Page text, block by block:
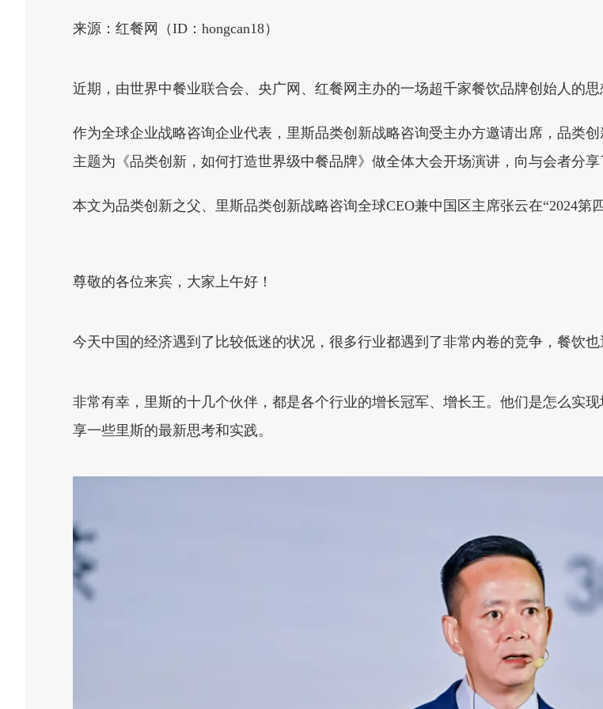
来源：红餐网（ID：hongcan18）
近期，由世界中餐业联合会、央广网、红餐网主办的一场超千家餐饮品牌创始人的
作为全球企业战略咨询企业代表，里斯品类创新战略咨询受主办方邀请出席，品类
主题为《品类创新，如何打造世界级中餐品牌》做全体大会开场演讲，向与会者分
本文为品类创新之父、里斯品类创新战略咨询全球CEO兼中国区主席张云在“2024第
尊敬的各位来宾，大家上午好！
今天中国的经济遇到了比较低迷的状况，很多行业都遇到了非常内卷的竞争，餐饮也
非常有幸，里斯的十几个伙伴，都是各个行业的增长冠军、增长王。他们是怎么实
享一些里斯的最新思考和实践。